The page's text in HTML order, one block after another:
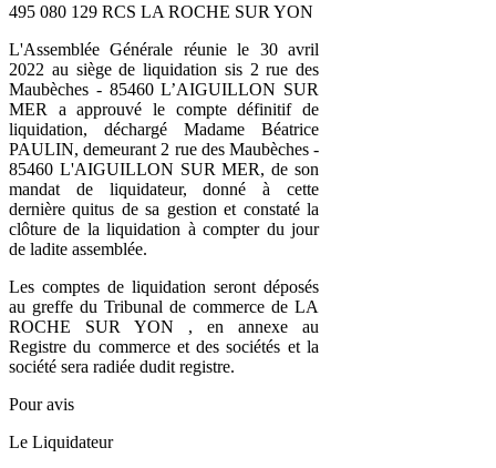
495 080 129 RCS LA ROCHE SUR YON
L'Assemblée Générale réunie le 30 avril
2022 au siège de liquidation sis 2 rue des
Maubèches - 85460 L’AIGUILLON SUR
MER a approuvé le compte définitif de
liquidation, déchargé Madame Béatrice
PAULIN, demeurant 2 rue des Maubèches -
85460 L'AIGUILLON SUR MER, de son
mandat de liquidateur, donné à cette
dernière quitus de sa gestion et constaté la
clôture de la liquidation à compter du jour
de ladite assemblée.
Les comptes de liquidation seront déposés
au greffe du Tribunal de commerce de LA
ROCHE SUR YON , en annexe au
Registre du commerce et des sociétés et la
société sera radiée dudit registre.
Pour avis
Le Liquidateur